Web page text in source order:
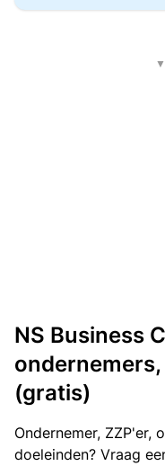
▼
NS Business
(gratis)
Ondernemer, ZZP'er,
doeleinden? Vraag